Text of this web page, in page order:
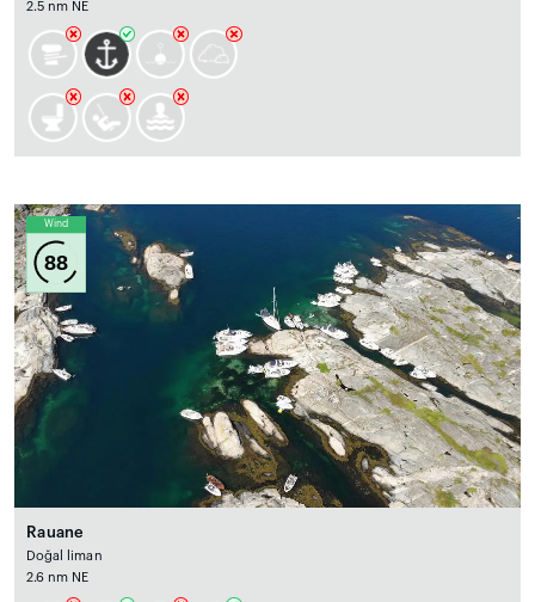
2.5 nm NE
Wind
88
Rauane
Doğal liman
2.6 nm NE